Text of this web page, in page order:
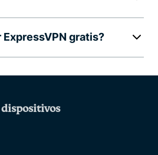
gratis?
dispositivos